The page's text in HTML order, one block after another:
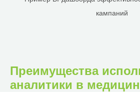
кампаний
Преимущества
аналитики в